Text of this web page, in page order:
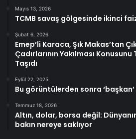
Mayıs 13, 2026
TCMB savaş gölgesinde ikinci
Şubat 6, 2026
Emep’li Karaca, Şık Makas’tan
Çadırlarının Yakılması
Taşıdı
Eylül 22, 2025
Bu görüntülerden sonra
Temmuz 18, 2026
Altın, dolar, borsa değil:
bakın nereye saklıyor